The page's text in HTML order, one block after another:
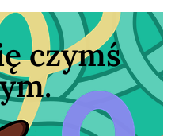
czymś
na ciekawej
myśli słabną.